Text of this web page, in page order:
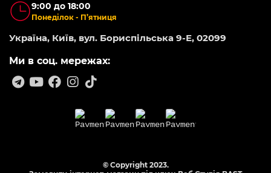
9:00 до 18:00
Понеділок - П’ятниця
Україна, Київ, вул. Бориспільська 9-Е, 02099
Ми в соц. мережах:
© Copyright 2023.